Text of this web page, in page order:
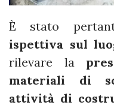
È stato
ispettiva sul
rilevare la
materiali di
attività di